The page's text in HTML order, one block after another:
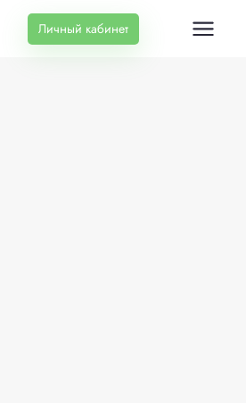
Личный кабинет